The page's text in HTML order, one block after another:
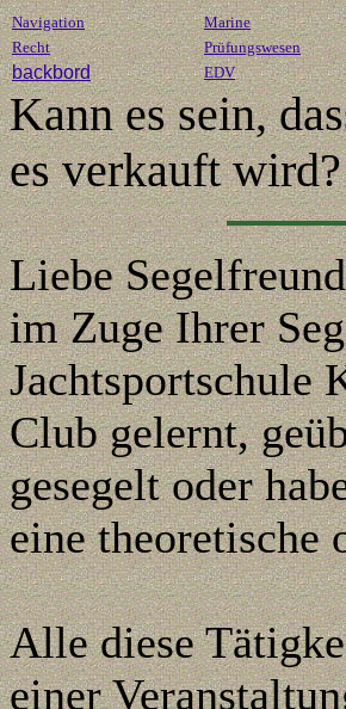
Navigation Marine
Recht
Prüfungswesen
backbord EDV
Kann es sein,
es verkauft wird?
Liebe
im Zuge Ihrer
Jachtsportschule
Club gelernt,
gesegelt oder
eine theoretische
Alle diese
einer